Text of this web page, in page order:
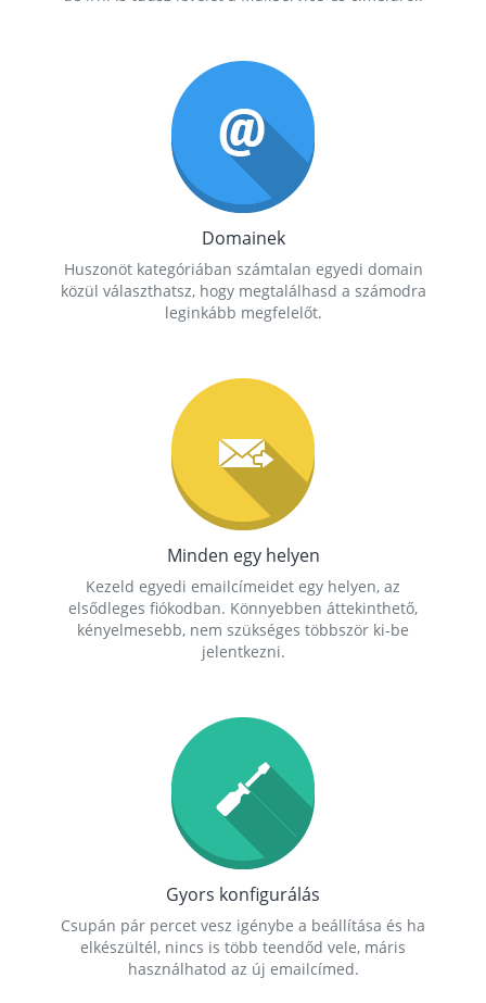
Domainek
Huszonöt kategóriában számtalan egyedi domain
közül választhatsz, hogy megtalálhasd a számodra
leginkább megfelelőt.
Minden egy helyen
Kezeld egyedi emailcímeidet egy helyen, az
elsődleges fiókodban. Könnyebben áttekinthető,
kényelmesebb, nem szükséges többször ki-be
jelentkezni.
Gyors konfigurálás
Csupán pár percet vesz igénybe a beállítása és ha
elkészültél, nincs is több teendőd vele, máris
használhatod az új emailcímed.